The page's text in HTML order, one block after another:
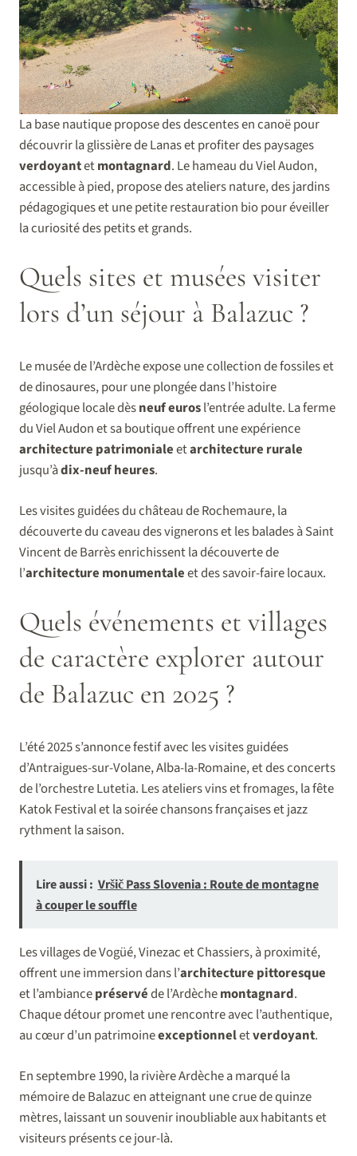
La base nautique propose des descentes en canoë pour
découvrir la glissière de Lanas et profiter des paysages
verdoyantetmontagnard. Le hameau du Viel Audon,
accessible à pied, propose des ateliers nature, des jardins
pédagogiques et une petite restauration bio pour éveiller
la curiosité des petits et grands.
Quels sites et musées visiter
lors d’un séjour à Balazuc ?
Le musée de l’Ardèche expose une collection de fossiles et
de dinosaures, pour une plongée dans l’histoire
géologique locale dèsneuf eurosl’entrée adulte. La ferme
du Viel Audon et sa boutique offrent une expérience
architecture patrimonialeetarchitecture rurale
jusqu’àdix-neuf heures.
Les visites guidées du château de Rochemaure, la
découverte du caveau des vignerons et les balades à Saint
Vincent de Barrès enrichissent la découverte de
l’architecture monumentaleet des savoir-faire locaux.
Quels événements et villages
de caractère explorer autour
de Balazuc en 2025 ?
L’été 2025 s’annonce festif avec les visites guidées
d’Antraigues-sur-Volane, Alba-la-Romaine, et des concerts
de l’orchestre Lutetia. Les ateliers vins et fromages, la fête
Katok Festival et la soirée chansons françaises et jazz
rythment la saison.
Lire aussi : Vršič Pass Slovenia : Route de montagne
à couper le souffle
Les villages de Vogüé, Vinezac et Chassiers, à proximité,
offrent une immersion dans l’architecture pittoresque
et l’ambiancepréservéde l’Ardèchemontagnard.
Chaque détour promet une rencontre avec l’authentique,
au cœur d’un patrimoineexceptionneletverdoyant.
En septembre 1990, la rivière Ardèche a marqué la
mémoire de Balazuc en atteignant une crue de quinze
mètres, laissant un souvenir inoubliable aux habitants et
visiteurs présents ce jour-là.